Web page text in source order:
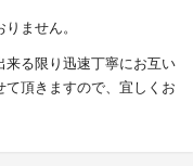
ません。
る限り迅速丁寧にお互い
頂きますので、宜しくお